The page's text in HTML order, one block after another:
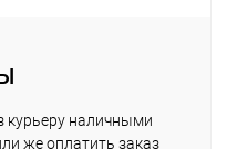
курьеру наличными
же оплатить заказ